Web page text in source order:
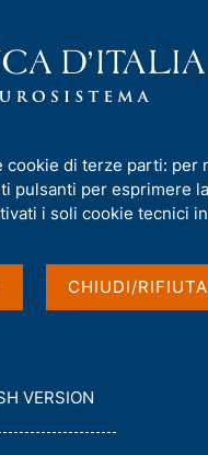
al cittadino
di terze parti:
pulsanti per esprimere
i soli cookie tecnici
CHIUDI/
VERSION